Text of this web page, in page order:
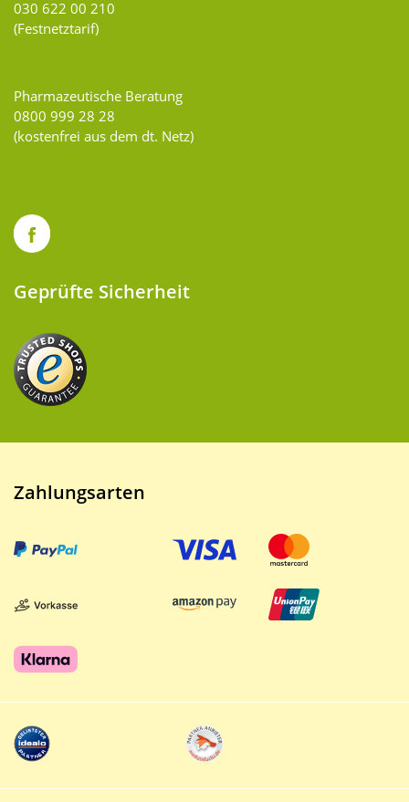
030 622 00 210
(Festnetztarif)
Pharmazeutische Beratung
0800 999 28 28
(kostenfrei aus dem dt. Netz)
Geprüfte Sicherheit
Zahlungsarten